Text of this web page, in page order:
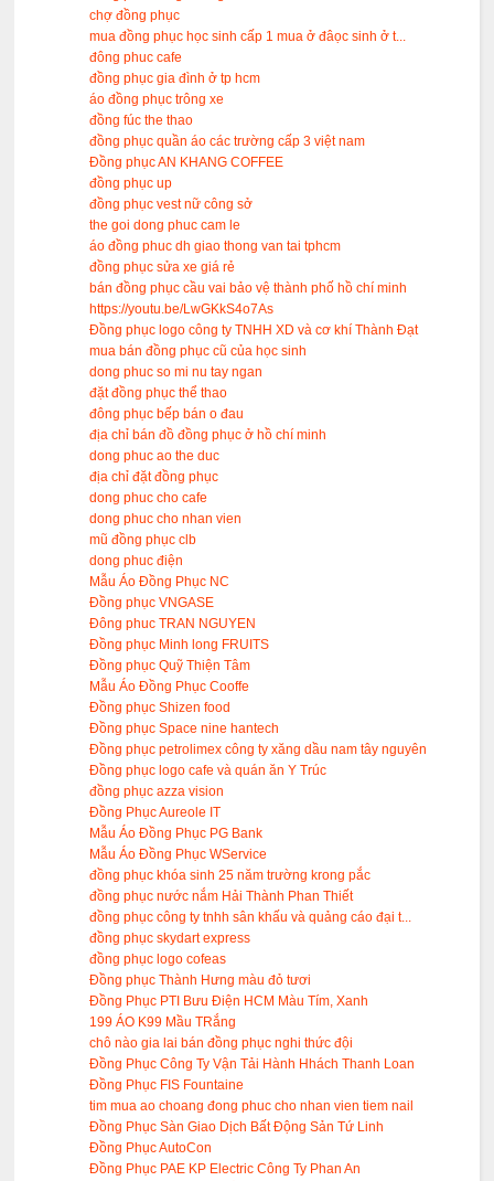
chợ đồng phục
mua đồng phục học sinh cấp 1 mua ở đâọc sinh ở t...
đông phuc cafe
đồng phục gia đình ở tp hcm
áo đồng phục trông xe
đồng fúc the thao
đồng phục quần áo các trường cấp 3 việt nam
Đồng phục AN KHANG COFFEE
đồng phục up
đồng phục vest nữ công sở
the goi dong phuc cam le
áo đồng phuc dh giao thong van tai tphcm
đồng phục sửa xe giá rẻ
bán đồng phục cầu vai bảo vệ thành phố hồ chí minh
https://youtu.be/LwGKkS4o7As
Đồng phục logo công ty TNHH XD và cơ khí Thành Đạt
mua bán đồng phục cũ của học sinh
dong phuc so mi nu tay ngan
đặt đồng phục thể thao
đông phục bếp bán o đau
địa chỉ bán đồ đồng phục ở hồ chí minh
dong phuc ao the duc
địa chỉ đặt đồng phục
dong phuc cho cafe
dong phuc cho nhan vien
mũ đồng phục clb
dong phuc điện
Mẫu Áo Đồng Phục NC
Đồng phục VNGASE
Đông phuc TRAN NGUYEN
Đồng phục Minh long FRUITS
Đồng phục Quỹ Thiện Tâm
Mẫu Áo Đồng Phục Cooffe
Đồng phục Shizen food
Đồng phục Space nine hantech
Đồng phục petrolimex công ty xăng dầu nam tây nguyên
Đồng phục logo cafe và quán ăn Y Trúc
đồng phục azza vision
Đồng Phục Aureole IT
Mẫu Áo Đồng Phục PG Bank
Mẫu Áo Đồng Phục WService
đồng phục khóa sinh 25 năm trường krong pắc
đồng phục nước nắm Hải Thành Phan Thiết
đồng phục công ty tnhh sân khấu và quảng cáo đại t...
đồng phục skydart express
đồng phục logo cofeas
Đồng phục Thành Hưng màu đỏ tươi
Đồng Phục PTI Bưu Điện HCM Màu Tím, Xanh
199 ÁO K99 Mầu TRắng
chô nào gia lai bán đồng phục nghi thức đội
Đồng Phục Công Ty Vận Tải Hành Hhách Thanh Loan
Đồng Phục FIS Fountaine
tim mua ao choang đong phuc cho nhan vien tiem nail
Đồng Phục Sàn Giao Dịch Bất Động Sản Tứ Linh
Đồng Phục AutoCon
Đồng Phục PAE KP Electric Công Ty Phan An